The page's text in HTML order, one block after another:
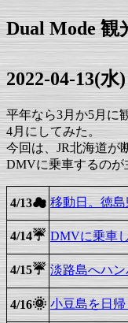
Dual Mode 観
2022-04-13(水
平年なら3月か5月に
4月にしてみた。
今回は、JR北海道が
DMVに乗車するのが
4/13☁ 移動日。徳島
4/14☔ DMVに乗車
4/15☔ 淡路島へハ
4/16🌞 小豆島を日